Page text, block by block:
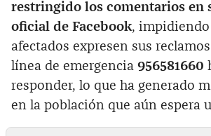
restringido los comentarios en
oficial de Facebook, impidiendo
afectados expresen sus
línea de emergencia 956581660
responder, lo que ha generado
en la población que aún espera